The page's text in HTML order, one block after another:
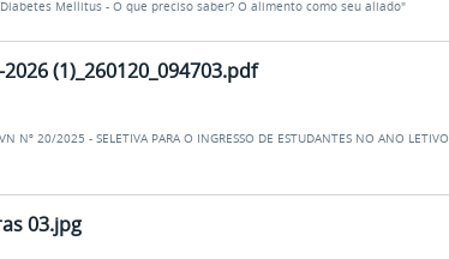
Mellitus - O que preciso saber? O alimento como seu aliado"
(1)_260120_094703.pdf
Nº 20/2025 - SELETIVA PARA O INGRESSO DE ESTUDANTES NO ANO LETIVO
03.jpg